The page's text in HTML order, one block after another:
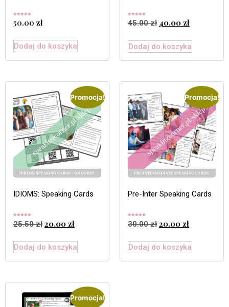
5.00
na 5
50.00 zł
Dodaj do koszyka
5.00
na 5
45.00zł 40.00 zł
Dodaj do koszyka
Promocja!
IDIOMS: Speaking Cards
5.00
na 5
25.50zł 20.00 zł
Dodaj do koszyka
Promocja!
Pre-Inter Speaking Cards
5.00
na 5
30.00zł 20.00 zł
Dodaj do koszyka
Promocja!